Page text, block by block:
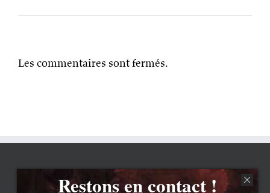
Les commentaires sont fermés.
Restons en contact !